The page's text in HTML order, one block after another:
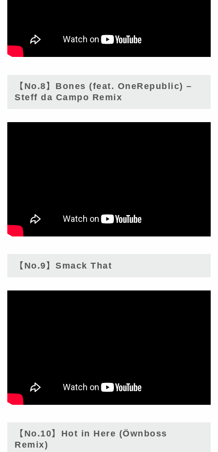
【No.8】Bones (feat. OneRepublic) –
Steff da Campo Remix
【No.9】Smack That
【No.10】Hot in Here (Öwnboss
Remix)